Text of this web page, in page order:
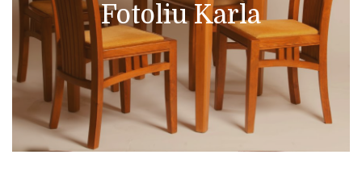
Fotoliu Karla